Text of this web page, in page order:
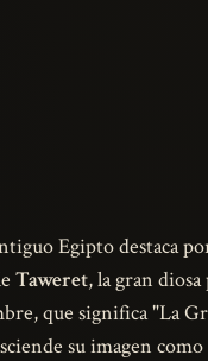
Egipto destaca
Taweret, la gran
que significa "La
su imagen